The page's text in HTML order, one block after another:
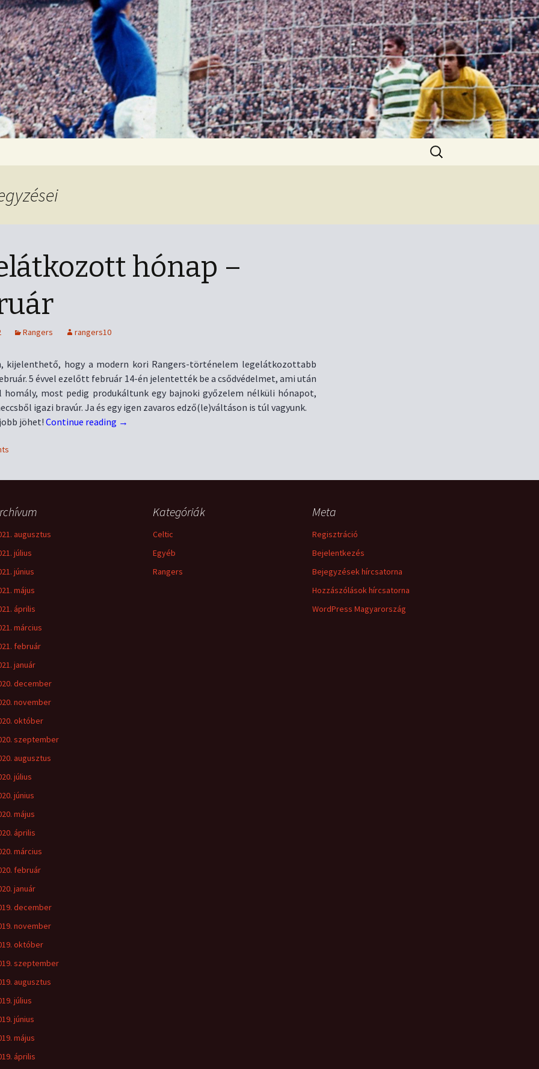
Keresés:
hónap –
Rangers rangers10
kijelenthető, hogy a modern kori Rangers-történelem legelátkozottabb
5 évvel ezelőtt február 14-én jelentették be a csődvédelmet, ami után
most pedig produkáltunk egy bajnoki győzelem nélküli hónapot,
igazi bravúr. Ja és egy igen zavaros edző(le)váltáson is túl vagyunk.
jöhet!Continue reading →
augusztus
július
június
május
április
március
február
január
december
november
október
szeptember
augusztus
július
június
május
április
március
február
január
december
november
október
szeptember
augusztus
július
június
május
április
Kategóriák
Celtic
Egyéb
Rangers
Meta
Regisztráció
Bejelentkezés
Bejegyzések hírcsatorna
Hozzászólások hírcsatorna
WordPress Magyarország